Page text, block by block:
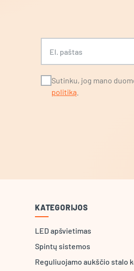
El. paštas
Sutinku, jog mano
politiką
KATEGORIJOS
LED apšvietimas
Spintų sistemos
Reguliuojamo aukščio stalo